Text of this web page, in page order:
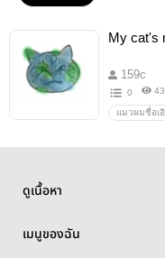
My cat's
159c
0
แมวผมชื่อเ
ดูเนื้อหา
เมนูของฉัน